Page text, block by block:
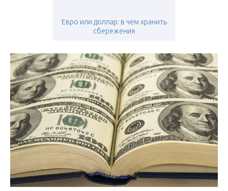
Евро или доллар: в чем хранить
сбережения